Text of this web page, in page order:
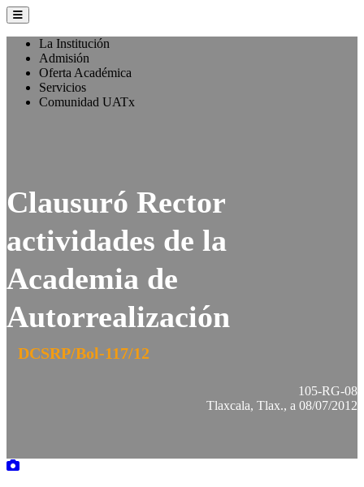
La Institución
Admisión
Oferta Académica
Servicios
Comunidad UATx
Clausuró Rector
actividades de la
Academia de
Autorrealización
DCSRP/Bol-117/12
105-RG-08
Tlaxcala, Tlax., a 08/07/2012